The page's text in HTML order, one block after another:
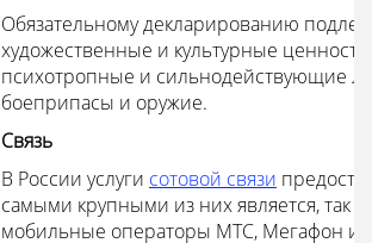
Обязательному декларированию
художественные и культурные
психотропные и сильнодействующие
боеприпасы и оружие.
Связь
В России услуги сотовой связи
самыми крупными из них является, так
мобильные операторы МТС, Мегафон и